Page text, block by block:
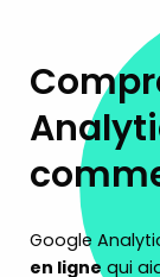
Google
en ligne qui